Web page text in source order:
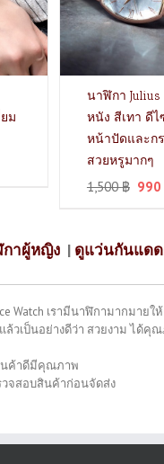
ม
นาฬิกา Julius
หนัง สีเทา ดี
หน้าปัดและก
สวยหรูมากๆ
1,500฿ 990
าผู้หญิง | ดูแว่นกันแด
เรามีนาฬิกามากมายใ
วเป็นอย่างดีว่า สวยงาม ได้คุ
นค้าดีมีคุณภาพ
วจสอบสินค้าก่อนจัดส่ง